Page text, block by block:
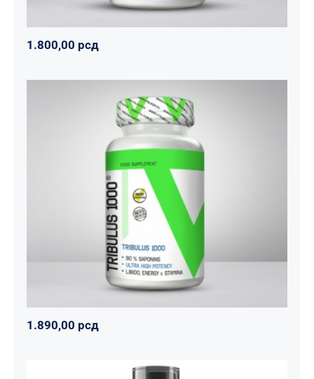
1.800,00 рсд
Tribulus 1000
Svi proizvodi Vitalikum
1.890,00 рсд
1.890,00 рсд